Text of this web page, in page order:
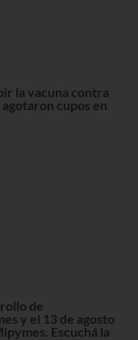
la vacuna contra
cupos en
de
y el 13 de agosto
Escuchá la